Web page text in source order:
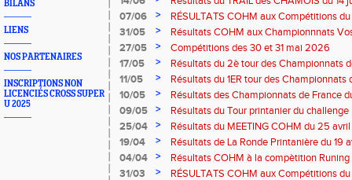
BILANS
LIENS
NOS PARTENAIRES
INSCRIPTIONS NON
LICENCIÉS CROSS SUPER
U 2025
Moselotte
07/06 >
RÉSULTATS COHM aux Compétitions
31/05
>
Résultats COHM aux Championnnats
Masters du 31 mai 2026 à Remiremont
27/05 >
Compétitions des 30 et 31 mai 2026
17/05
>
Résultats du 2è tour des Championnats
région G-Est du 17 mai 2025 à
11/05 >
Résultats du 1ER tour des Championnats
Thaon-les Vosges
10/05 >
Résultats des Championnats de France
Marathon du 10 mai à Troyes
09/05 >
Résultats du Tour printanier du
25/04
>
Résultats du MEETING COHM du 25
19/04
>
Résultats de La Ronde Printanière du 19
route de Belfort
04/04 >
Résultats COHM à la compètition
court" des 4 et 5 avril à Toul
31/03 >
RÉSULTATS COHM aux Compétitions